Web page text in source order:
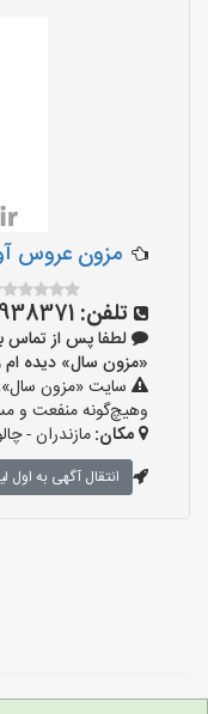
مزون عروس
تلفن:
لطفا پس از تماس
«مزون سال» دیده ام و کد «مزون-
سایت «مزون
وهیچ‌گونه منفعت و
مکان:مازندران -
انتقال آگهی به اول